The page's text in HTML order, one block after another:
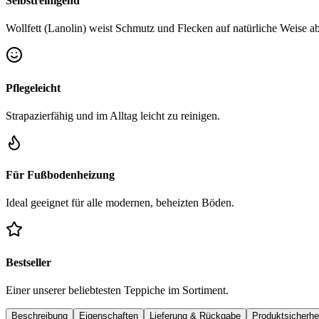
Wollfett (Lanolin) weist Schmutz und Flecken auf natürliche Weise
Pflegeleicht
Strapazierfähig und im Alltag leicht zu reinigen.
Für Fußbodenheizung
Ideal geeignet für alle modernen, beheizten Böden.
Bestseller
Einer unserer beliebtesten Teppiche im Sortiment.
Beschreibung Eigenschaften Lieferung & Rückgabe